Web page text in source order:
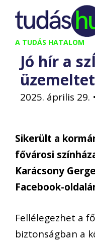
Kilépés
tartalomba
A TUDÁS HATALOM
Jó hír a
2025. április 29. •
Sikerült a
fővárosi
Karácsony
Facebook-
Fellélegezhet a
biztonságban a